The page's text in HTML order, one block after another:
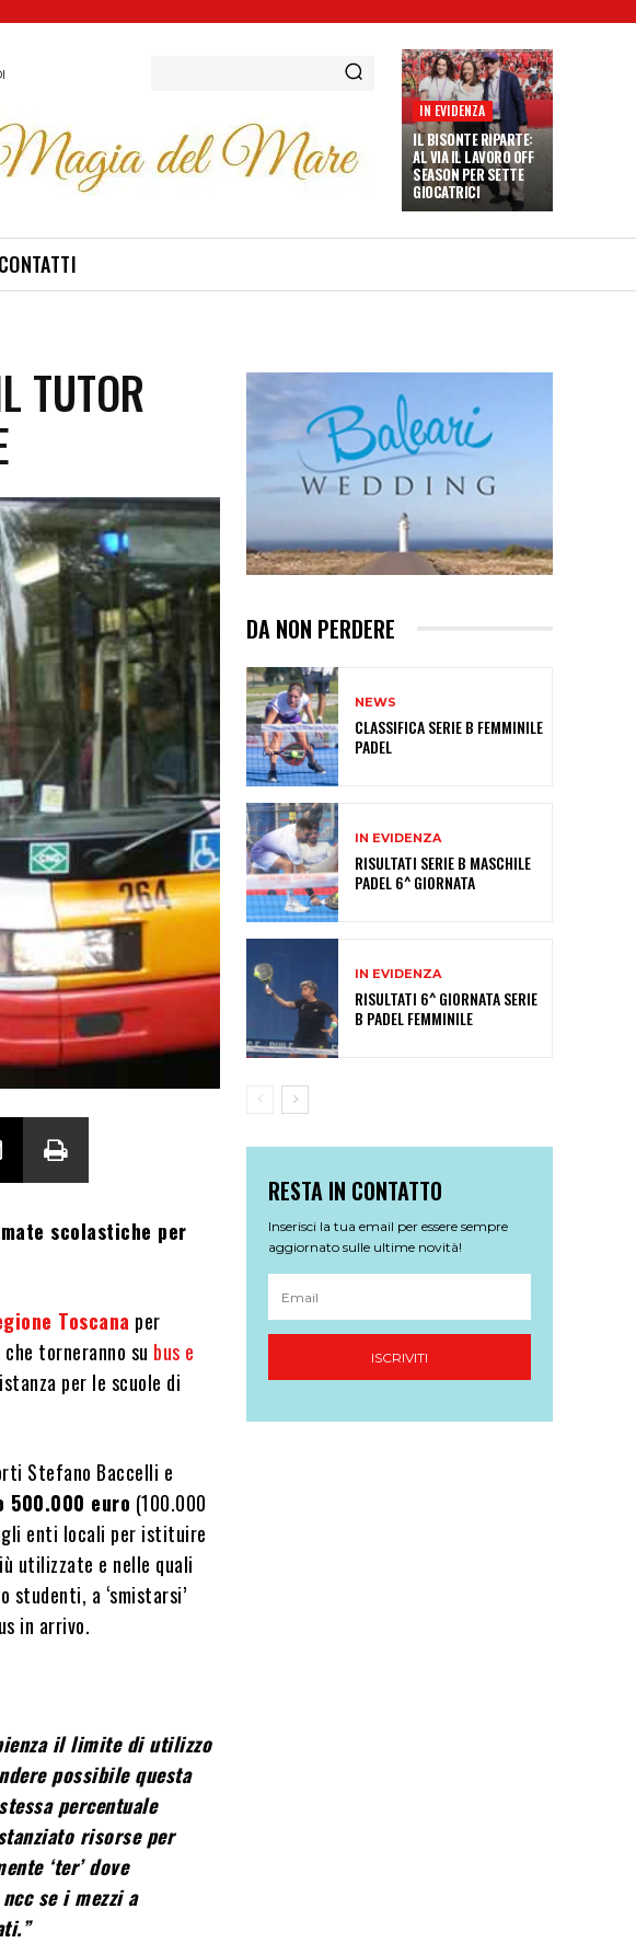
IN EVIDENZA
IL BISONTE RIPARTE:
AL VIA IL LAVORO OFF
SEASON PER SETTE
GIOCATRICI
CONTATTI
TUTOR
scolastiche per
Toscana per
torneranno su bus e
per le scuole di
Stefano Baccelli e
500.000 euro (100.000
enti locali per istituire
utilizzate e nelle quali
a ‘smistarsi’
in arrivo.
il limite di utilizzo
possibile questa
percentuale
risorse per
‘ter’ dove
se i mezzi a
DA NON PERDERE
NEWS
CLASSIFICA SERIE B FEMMINILE
PADEL
IN EVIDENZA
RISULTATI SERIE B MASCHILE
PADEL 6^ GIORNATA
IN EVIDENZA
RISULTATI 6^ GIORNATA SERIE
B PADEL FEMMINILE
RESTA IN CONTATTO
Inserisci la tua email per essere sempre
aggiornato sulle ultime novità!
ISCRIVITI